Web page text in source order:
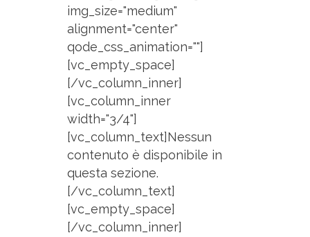
img_size="medium"
alignment="center"
qode_css_animation=""]
[vc_empty_space]
[/vc_column_inner]
[vc_column_inner
width="3/4"]
[vc_column_text]Nessun
contenuto è disponibile in
questa sezione.
[/vc_column_text]
[vc_empty_space]
[/vc_column_inner]